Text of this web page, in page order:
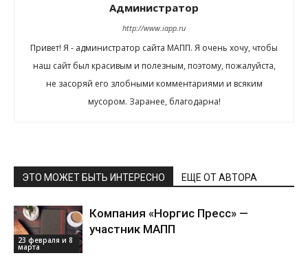
Администратор
http://www.iapp.ru
Привет! Я - администратор сайта МАПП. Я очень хочу, чтобы
наш сайт был красивым и полезным, поэтому, пожалуйста,
не засоряй его злобными комментариями и всяким
мусором. Заранее, благодарна!
ЭТО МОЖЕТ БЫТЬ ИНТЕРЕСНО ЕЩЕ ОТ АВТОРА
23 февраля и 8
марта
Компания «Норгис Пресс» —
участник МАПП